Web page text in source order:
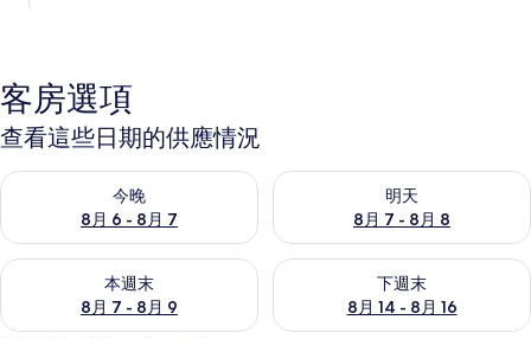
客房選項
查看這些日期的供應情況
今晚
8月 6 - 8月 7
查看今晚 (8月 6 - 8月 7) 的供應情況
明天
8月 7 - 8月 8
查看明天 (8月 7 - 8月 8) 的供
本週末
8月 7 - 8月 9
查看本週末 (8月 7 - 8月 9) 的供應情況
下週末
8月 14 - 8月 16
查看下週末 (8月 14 - 8月 16)